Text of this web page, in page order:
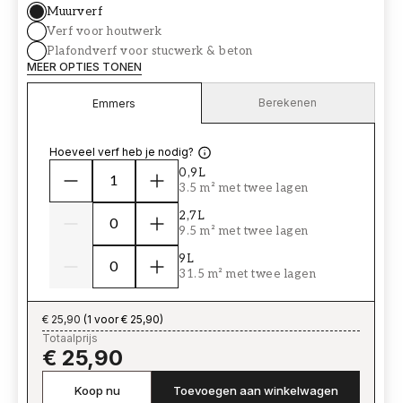
Muurverf
Verf voor houtwerk
Plafondverf voor stucwerk & beton
MEER OPTIES TONEN
Emmers Berekenen
Hoeveel verf heb je nodig?
0,9L
3.5 m² met twee lagen
2,7L
9.5 m² met twee lagen
9L
31.5 m² met twee lagen
€ 25,90 (1 voor € 25,90)
Totaalprijs
€ 25,90
Koop nu Toevoegen aan winkelwagen